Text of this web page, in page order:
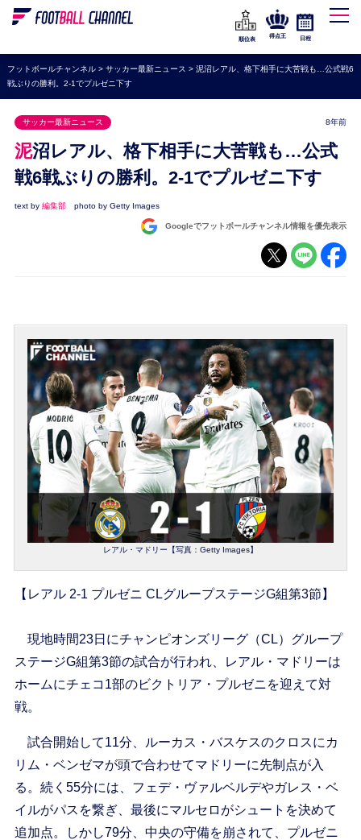
WEリーグ
海外サッカー
プレミアリーグ
ラ・リーガ
セリエA
ブンデスリーガ
UEFA
ナショナルチーム
順位表
得点王 日程
フットボールチャンネル> サッカー最新ニュース > 泥沼レアル、格下相手に大苦戦も…公式戦6
戦ぶりの勝利。2-1でプルゼニ下す
サッカー最新ニュース 8年前
泥沼レアル、格下相手に大苦戦も…公式
戦6戦ぶりの勝利。2-1でプルゼニ下す
text by 編集部 photo by Getty Images
Googleでフットボールチャンネル情報を優先表示
レアル・マドリー【写真：Getty Images】
【レアル 2-1 プルゼニ CLグループステージG組第3節】
現地時間23日にチャンピオンズリーグ（CL）グループ
ステージG組第3節の試合が行われ、レアル・マドリーは
ホームにチェコ1部のビクトリア・プルゼニを迎えて対
戦。
試合開始して11分、ルーカス・バスケスのクロスにカ
リム・ベンゼマが頭で合わせてマドリーに先制点が入
る。続く55分には、フェデ・ヴァルベルデやガレス・ベ
イルがパスを繋ぎ、最後にマルセロがシュートを決めて
追加点。しかし79分、中央の守備を崩されて、プルゼニ